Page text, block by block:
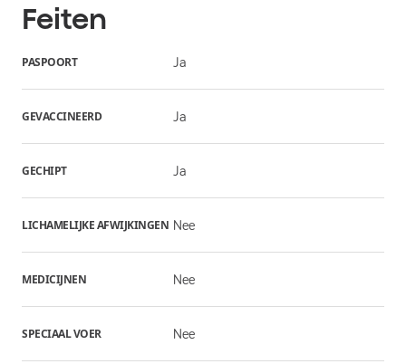
Feiten
PASPOORT Ja
GEVACCINEERD Ja
GECHIPT Ja
LICHAMELIJKE AFWIJKINGEN Nee
MEDICIJNEN Nee
SPECIAAL VOER Nee